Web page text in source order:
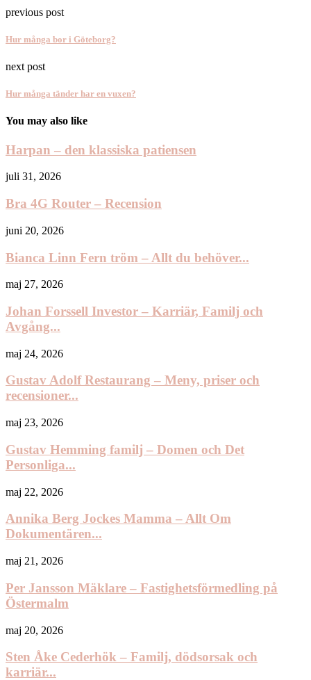
previous post
Hur många bor i Göteborg?
next post
Hur många tänder har en vuxen?
You may also like
Harpan – den klassiska patiensen
juli 31, 2026
Bra 4G Router – Recension
juni 20, 2026
Bianca Linn Fern tröm – Allt du behöver...
maj 27, 2026
Johan Forssell Investor – Karriär, Familj och
Avgång...
maj 24, 2026
Gustav Adolf Restaurang – Meny, priser och
recensioner...
maj 23, 2026
Gustav Hemming familj – Domen och Det
Personliga...
maj 22, 2026
Annika Berg Jockes Mamma – Allt Om
Dokumentären...
maj 21, 2026
Per Jansson Mäklare – Fastighetsförmedling på
Östermalm
maj 20, 2026
Sten Åke Cederhök – Familj, dödsorsak och
karriär...